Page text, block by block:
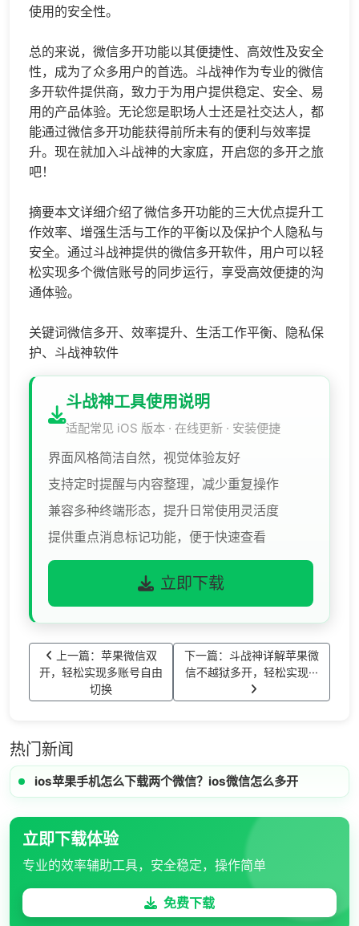
使用的安全性。
总的来说，微信多开功能以其便捷性、高效性及安全
性，成为了众多用户的首选。斗战神作为专业的微信
多开软件提供商，致力于为用户提供稳定、安全、易
用的产品体验。无论您是职场人士还是社交达人，都
能通过微信多开功能获得前所未有的便利与效率提
升。现在就加入斗战神的大家庭，开启您的多开之旅
吧！
摘要本文详细介绍了微信多开功能的三大优点提升工
作效率、增强生活与工作的平衡以及保护个人隐私与
安全。通过斗战神提供的微信多开软件，用户可以轻
松实现多个微信账号的同步运行，享受高效便捷的沟
通体验。
关键词微信多开、效率提升、生活工作平衡、隐私保
护、斗战神软件
斗战神工具使用说明
适配常见 iOS 版本 · 在线更新 · 安装便捷
界面风格简洁自然，视觉体验友好
支持定时提醒与内容整理，减少重复操作
兼容多种终端形态，提升日常使用灵活度
提供重点消息标记功能，便于快速查看
立即下载
上一篇：苹果微信双
开，轻松实现多账号自由
切换
下一篇：斗战神详解苹果微
信不越狱多开，轻松实现···
热门新闻
ios苹果手机怎么下载两个微信？ios微信怎么多开
立即下载体验
专业的效率辅助工具，安全稳定，操作简单
免费下载